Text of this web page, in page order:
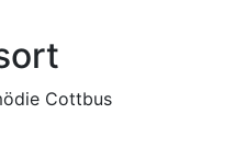
Cottbus